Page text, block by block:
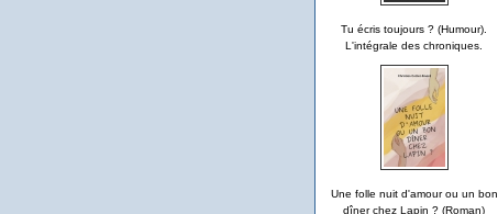
Tu écris toujours ? (Humour).
L'intégrale des chroniques.
Une folle nuit d'amour ou un bon
dîner chez Lapin ? (Roman)